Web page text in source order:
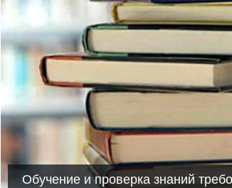
Обучение и проверка знаний